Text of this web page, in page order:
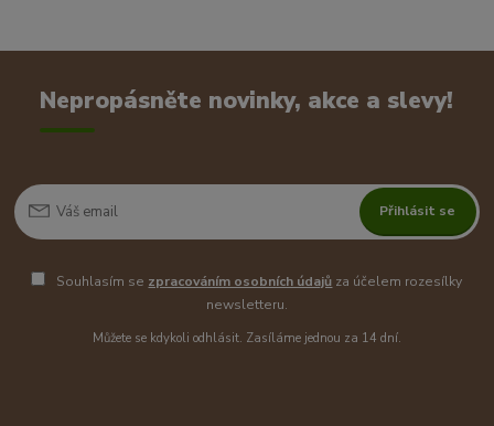
Nepropásněte novinky, akce a slevy!
Přihlásit se
Souhlasím se zpracováním osobních údajů za účelem rozesílky
newsletteru.
Můžete se kdykoli odhlásit. Zasíláme jednou za 14 dní.